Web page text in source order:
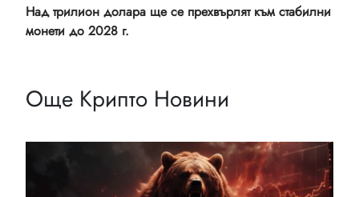
Над трилион долара ще се прехвърлят към стабилни
монети до 2028 г.
Още Крипто Новини